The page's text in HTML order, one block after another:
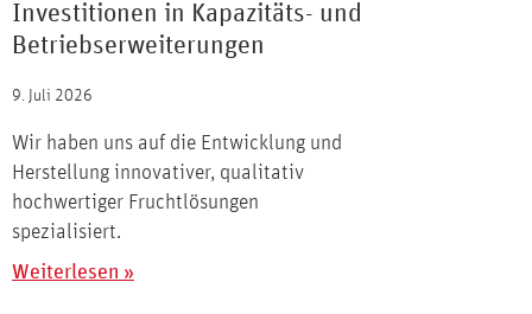
Investitionen in Kapazitäts- und
Betriebserweiterungen
9. Juli 2026
Wir haben uns auf die Entwicklung und
Herstellung innovativer, qualitativ
hochwertiger Fruchtlösungen
spezialisiert.
Weiterlesen »